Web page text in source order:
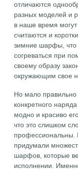
отличаются
разных моделей и
в наше время
считаются и
зимние шарфы, что
согреваться при
своему образу
окружающим свое
Но мало
конкретного
модно и красиво
что это слишком
профессиональны.
придумали
шарфов, которые
исполнении.